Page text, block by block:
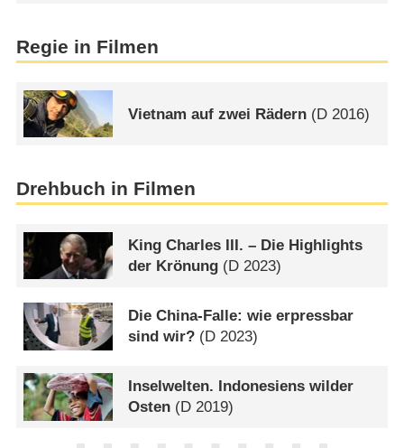
Regie in Filmen
Vietnam auf zwei Rädern (D 2016)
Drehbuch in Filmen
King Charles III. – Die Highlights
der Krönung (D 2023)
Die China-Falle: wie erpressbar
sind wir? (D 2023)
Inselwelten. Indonesiens wilder
Osten (D 2019)